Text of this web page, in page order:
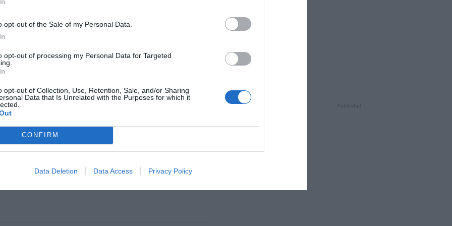
opt-out of the Sale of my Personal Data.
opt-out of processing my Personal Data for Targeted
opt-out of Collection, Use, Retention, Sale, and/or Sharing
Data that Is Unrelated with the Purposes for which it
CONFIRM
Data Deletion Data Access Privacy Policy
Pastor, l’emprenedora autodidacta
impulsar l’ecosistema startup
2021
de l’EverGiven i els nous riscos del
marítim